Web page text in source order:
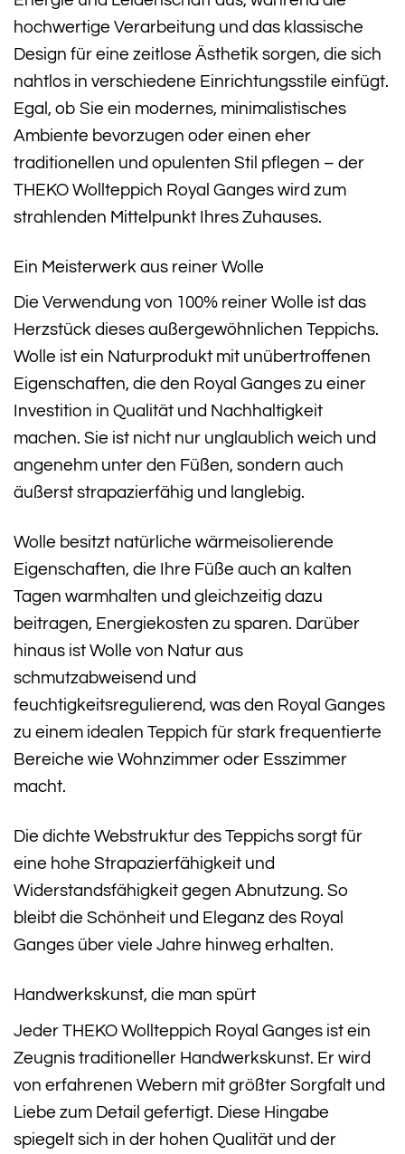
hochwertige Verarbeitung und das klassische
Design für eine zeitlose Ästhetik sorgen, die sich
nahtlos in verschiedene Einrichtungsstile einfügt.
Egal, ob Sie ein modernes, minimalistisches
Ambiente bevorzugen oder einen eher
traditionellen und opulenten Stil pflegen – der
THEKO Wollteppich Royal Ganges wird zum
strahlenden Mittelpunkt Ihres Zuhauses.
Ein Meisterwerk aus reiner Wolle
Die Verwendung von 100% reiner Wolle ist das
Herzstück dieses außergewöhnlichen Teppichs.
Wolle ist ein Naturprodukt mit unübertroffenen
Eigenschaften, die den Royal Ganges zu einer
Investition in Qualität und Nachhaltigkeit
machen. Sie ist nicht nur unglaublich weich und
angenehm unter den Füßen, sondern auch
äußerst strapazierfähig und langlebig.
Wolle besitzt natürliche wärmeisolierende
Eigenschaften, die Ihre Füße auch an kalten
Tagen warmhalten und gleichzeitig dazu
beitragen, Energiekosten zu sparen. Darüber
hinaus ist Wolle von Natur aus
schmutzabweisend und
feuchtigkeitsregulierend, was den Royal Ganges
zu einem idealen Teppich für stark frequentierte
Bereiche wie Wohnzimmer oder Esszimmer
macht.
Die dichte Webstruktur des Teppichs sorgt für
eine hohe Strapazierfähigkeit und
Widerstandsfähigkeit gegen Abnutzung. So
bleibt die Schönheit und Eleganz des Royal
Ganges über viele Jahre hinweg erhalten.
Handwerkskunst, die man spürt
Jeder THEKO Wollteppich Royal Ganges ist ein
Zeugnis traditioneller Handwerkskunst. Er wird
von erfahrenen Webern mit größter Sorgfalt und
Liebe zum Detail gefertigt. Diese Hingabe
spiegelt sich in der hohen Qualität und der